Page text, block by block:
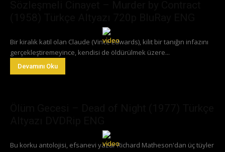
Bir kiralık katil olan Claude (Vince Edwards), kilit bir tanığın infazını
gerçekleştiremeyince, kendisi de öldürülmek üzere...
Devamını Oku
Bu korku antolojisi, efsanevi yazar Richard Matheson'dan üç tüyler